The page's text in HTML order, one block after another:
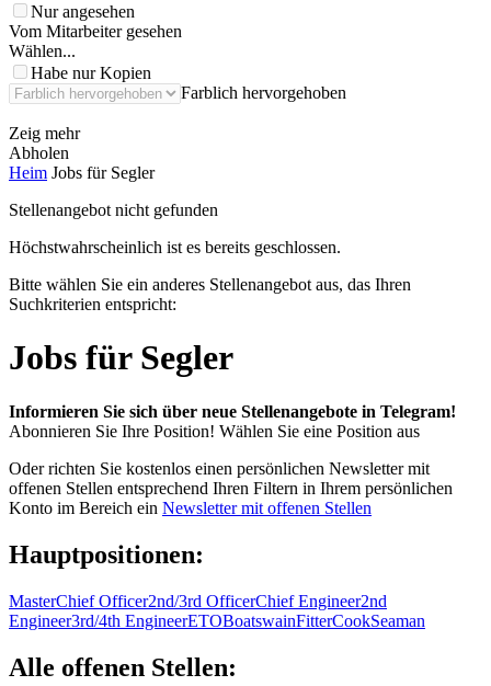
Nur angesehen
Vom Mitarbeiter gesehen
Wählen...
Habe nur Kopien
Farblich hervorgehoben
Zeig mehr
Abholen
Heim Jobs für Segler
Stellenangebot nicht gefunden
Höchstwahrscheinlich ist es bereits geschlossen.
Bitte wählen Sie ein anderes Stellenangebot aus, das Ihren
Suchkriterien entspricht:
Jobs für Segler
Informieren Sie sich über neue Stellenangebote in Telegram!
Abonnieren Sie Ihre Position! Wählen Sie eine Position aus
Oder richten Sie kostenlos einen persönlichen Newsletter mit
offenen Stellen entsprechend Ihren Filtern in Ihrem persönlichen
Konto im Bereich ein Newsletter mit offenen Stellen
Hauptpositionen:
MasterChief Officer2nd/3rd OfficerChief Engineer2nd
Engineer3rd/4th EngineerETOBoatswainFitterCookSeaman
Alle offenen Stellen: